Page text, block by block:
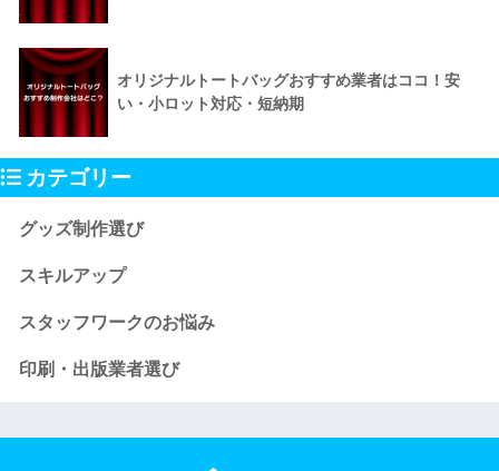
オリジナルトートバッグおすすめ業者はココ！安
い・小ロット対応・短納期
カテゴリー
グッズ制作選び
スキルアップ
スタッフワークのお悩み
印刷・出版業者選び